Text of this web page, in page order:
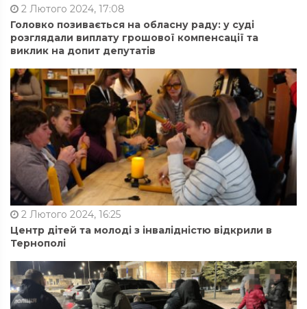
2 Лютого 2024, 17:08
Головко позивається на обласну раду: у суді
розглядали виплату грошової компенсації та
виклик на допит депутатів
2 Лютого 2024, 16:25
Центр дітей та молоді з інвалідністю відкрили в
Тернополі